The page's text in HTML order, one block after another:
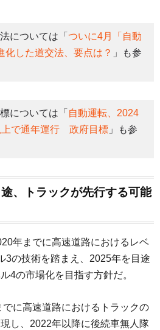
については「 ついに4月「自動
化した道交法、要点は？ 」も参
については「 自動運転、2024
上で通年運行 政府目標 」も参
、トラックが先行する可能
年までに高速道路におけるレベ
3の技術を踏まえ、2025年を目途
4の市場化を目指す方針だ。
に高速道路におけるトラックの
し、2022年以降に後続車無人隊